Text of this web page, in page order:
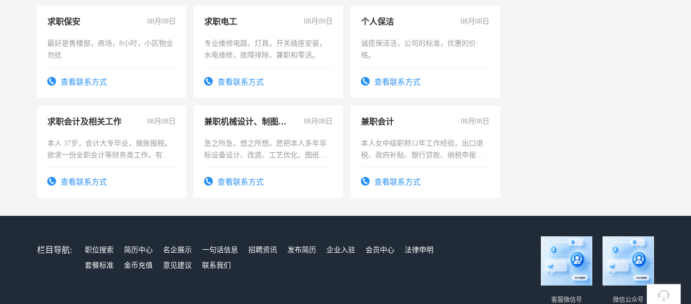
求职保安 08月09日
最好是售楼部，商场，8小时，小区物业
勿扰
查看联系方式
求职电工 08月09日
专业维修电路，灯具，开关插座安装，
水电维修，故障排除，兼职和零活。
查看联系方式
个人保洁 08月08日
诚揽保洁活，公司的标准，优惠的价
格。
查看联系方式
求职会计及相关工作 08月08日
本人 37岁，会计大专毕业，做账报税。
欲求一份全职会计等财务类工作。有会
查看联系方式
兼职机械设计、制图、设备改造 08月08日
急之所急，想之所想。愿把本人多年非
标设备设计、改造、工艺优化、图纸制
结识有识之士，共享未来。
查看联系方式
兼职会计 08月08日
本人女中级职称12年工作经验，出口退
税、政府补贴、银行贷款、纳税申报、
务，财务咨询等业务。欲求兼职会计工
查看联系方式
栏目导航: 职位搜索 简历中心 名企展示 一句话信息 招聘资讯 发布简历 企业入驻 会员中心
法律申明
套餐标准
金币充值 意见建议 联系我们
微信公众号
客服微信号